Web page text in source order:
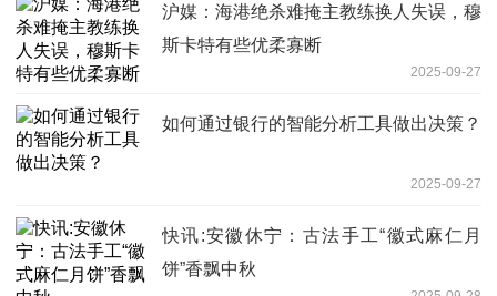
沪媒：海港绝杀难掩主教练换人失误，穆
斯卡特有些优柔寡断
2025-09-27
如何通过银行的智能分析工具做出决策？
2025-09-27
快讯:安徽休宁：古法手工“徽式麻仁月
饼”香飘中秋